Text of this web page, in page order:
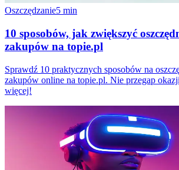
Oszczędzanie5 min
10 sposobów, jak zwiększyć
zakupów na topie.pl
Sprawdź 10 praktycznych sposobów na
zakupów online na topie.pl. Nie przegap
więcej!